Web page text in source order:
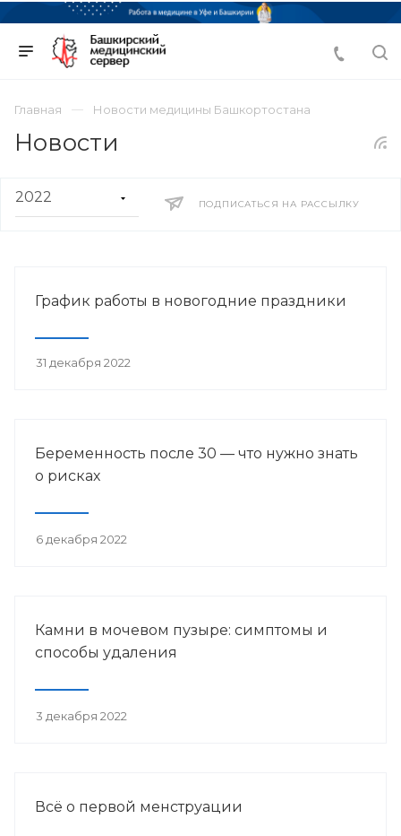
Главная Новости медицины Башкортостана
Новости
ПОДПИСАТЬСЯ НА РАССЫЛКУ
График работы в новогодние праздники
31 декабря 2022
Беременность после 30 — что нужно знать
о рисках
6 декабря 2022
Камни в мочевом пузыре: симптомы и
способы удаления
3 декабря 2022
Всё о первой менструации